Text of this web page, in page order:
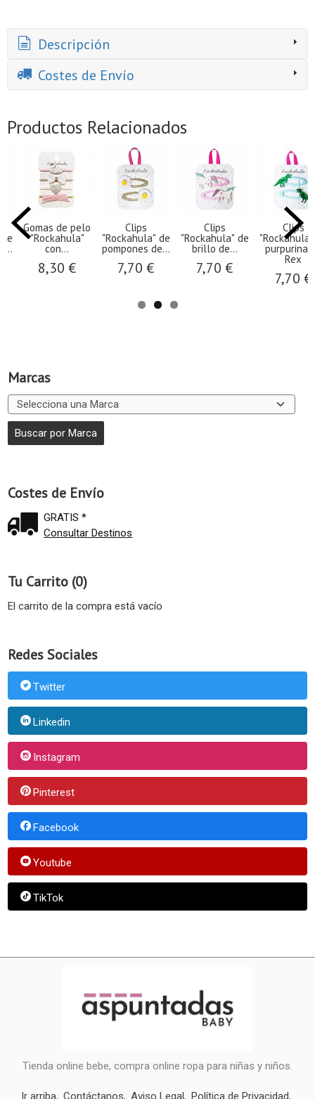
Marcas
Costes de Envío
GRATIS *
Consultar Destinos
Tu Carrito (0)
El carrito de la compra está vacío
Redes Sociales
Twitter
Linkedin
Instagram
Pinterest
Facebook
Youtube
TikTok
Descripción
Costes de Envío
Productos Relacionados
Gomas de pelo
"Rockahula"
con...
8,30 €
Clips
"Rockahula" de
pompones de...
7,70 €
Clips
"Rockahula" de
brillo de...
7,70 €
Clips
purpurina
Rex
7,70 €
Tienda online bebe, compra online ropa para niñas y niños.
Ir arriba Contáctanos Aviso Legal Política de Privacidad